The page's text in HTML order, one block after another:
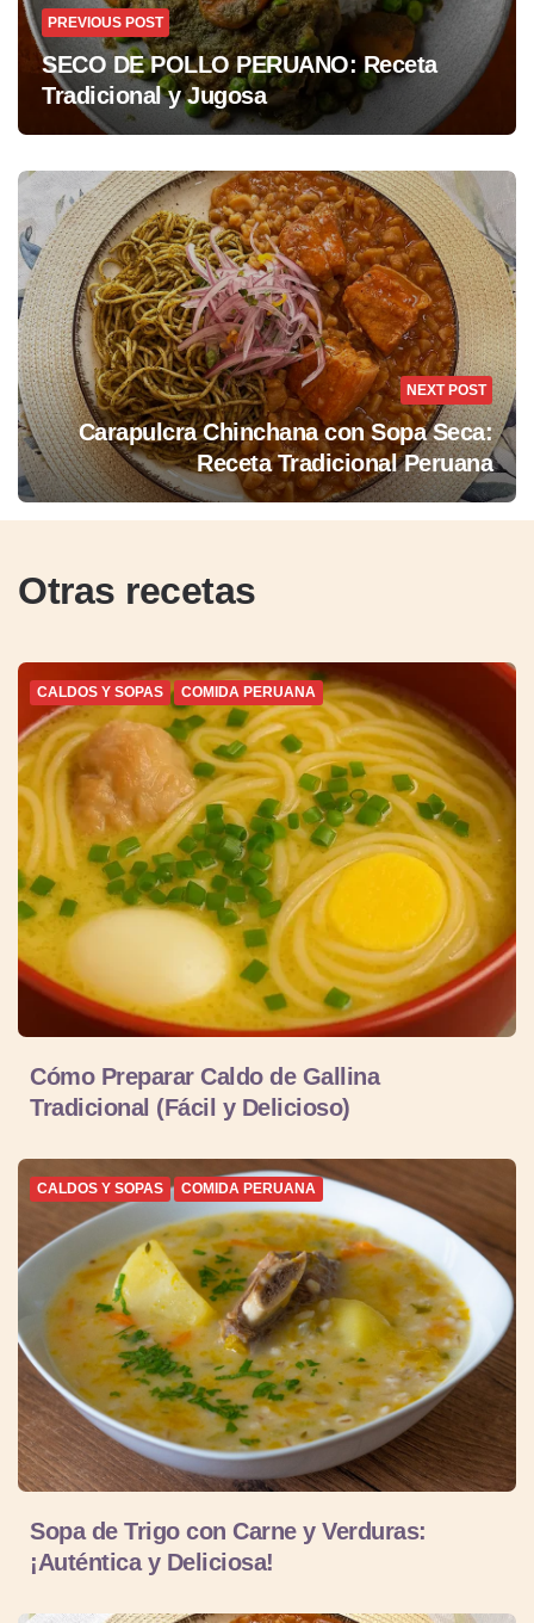
PREVIOUS POST
SECO DE POLLO PERUANO: Receta
Tradicional y Jugosa
NEXT POST
Carapulcra Chinchana con Sopa Seca:
Receta Tradicional Peruana
Otras recetas
CALDOS Y SOPAS COMIDA PERUANA
Cómo Preparar Caldo de Gallina
Tradicional (Fácil y Delicioso)
CALDOS Y SOPAS COMIDA PERUANA
Sopa de Trigo con Carne y Verduras:
¡Auténtica y Deliciosa!